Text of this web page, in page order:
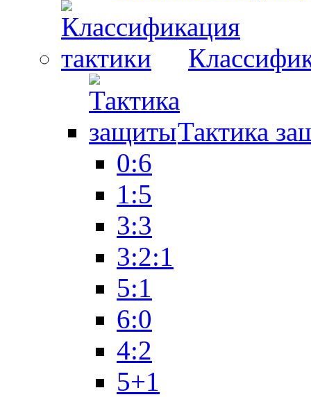
Тактика
0:6
1:5
3:3
3:2:1
5:1
6:0
4:2
5+1